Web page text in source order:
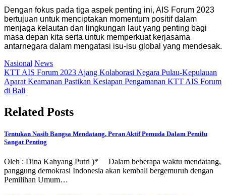
Dengan fokus pada tiga aspek penting ini, AIS Forum 2023
bertujuan untuk menciptakan momentum positif dalam
menjaga kelautan dan lingkungan laut yang penting bagi
masa depan kita serta untuk memperkuat kerjasama
antarnegara dalam mengatasi isu-isu global yang mendesak.
Nasional News
Post
navigation
KTT AIS Forum 2023 Ajang Kolaborasi Negara Pulau-Kepulauan
Aparat Keamanan Pastikan Kesiapan Pengamanan KTT AIS Forum
di Bali
Related Posts
Tentukan Nasib Bangsa Mendatang, Peran Aktif Pemuda Dalam Pemilu
Sangat Penting
Oleh : Dina Kahyang Putri )* Dalam beberapa waktu mendatang,
panggung demokrasi Indonesia akan kembali bergemuruh dengan
Pemilihan Umum…